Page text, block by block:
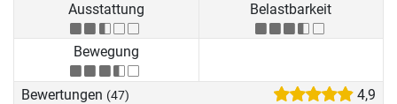
Ausstattung
Belastbarkeit
Bewegung
Bewertungen (47) 4,9